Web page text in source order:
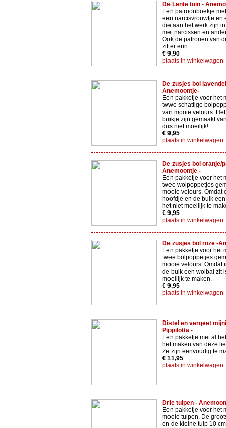
De Lente tuin -
Een patroonboekje
een narcisvrouwtje en
die aan het werk zijn
met narcissen en
Ook de patronen van
zitter erin.
€ 9,90
plaats in winkelwagen
De zusjes bol
Anemoontje-
Een pakketje voor het
twwe schattige
van mooie velours.
buikje zijn gemaakt
dus niet moeilijk!
€ 9,95
plaats in winkelwagen
De zusjes bol oranje/
Anemoontje -
Een pakketje voor het
twee wolpoppetjes
mooie velours. Omdat
hoofdje en de buik
het niet moeilijk te
€ 9,95
plaats in winkelwagen
De zusjes bol roze -
Een pakketje voor het
twee bolpoppetjes
mooie velours. Omdat
de buik een wolbal zit
moeilijk te maken.
€ 9,95
plaats in winkelwagen
Distel en vergeet
Pippilotta -
Een pakketje met al
het maken van deze
Ze zijn eenvoudig te
€ 11,95
plaats in winkelwagen
Drie tulpen -
Een pakketje voor het
mooie tulpen. De
en de kleine tulp 10